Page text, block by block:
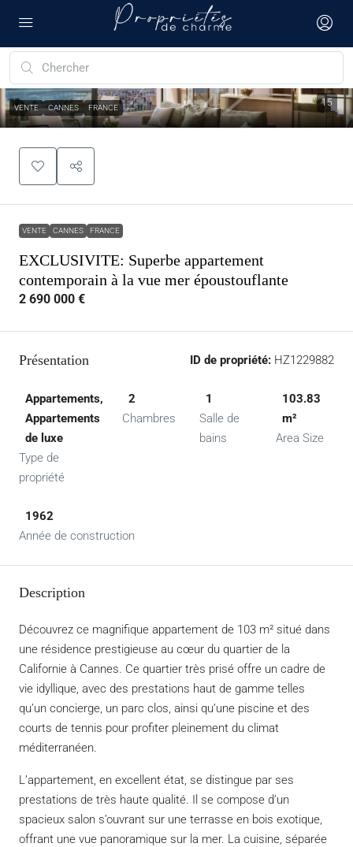
15
VENTE CANNES FRANCE
VENTE CANNES FRANCE
EXCLUSIVITE: Superbe appartement
contemporain à la vue mer époustouflante
2 690 000 €
Présentation ID de propriété: HZ1229882
Appartements,
Appartements
de luxe
Type de
propriété
2
Chambres
1
Salle de
bains
103.83
m²
Area Size
1962
Année de construction
Description
Découvrez ce magnifique appartement de 103 m² situé dans
une résidence prestigieuse au cœur du quartier de la
Californie à Cannes. Ce quartier très prisé offre un cadre de
vie idyllique, avec des prestations haut de gamme telles
qu’un concierge, un parc clos, ainsi qu’une piscine et des
courts de tennis pour profiter pleinement du climat
méditerranéen.
L’appartement, en excellent état, se distingue par ses
prestations de très haute qualité. Il se compose d’un
spacieux salon s’ouvrant sur une terrasse en bois exotique,
offrant une vue panoramique sur la mer. La cuisine, séparée